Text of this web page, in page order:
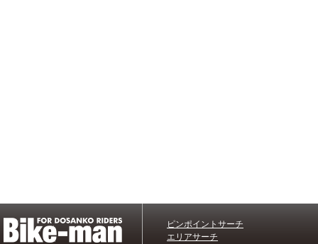
ピンポイントサーチ
エリアサーチ